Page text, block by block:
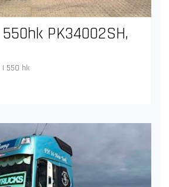
PK34002SH,
| 550 hk